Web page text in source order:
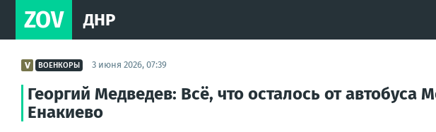
ZOV ДНР
ВОЕНКОРЫ 3 июня 2026, 07:39
Георгий Медведев: Всё, что осталось от
Енакиево